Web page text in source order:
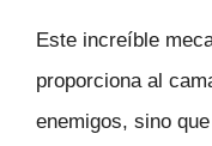
Este increíble
proporciona al
enemigos, sino